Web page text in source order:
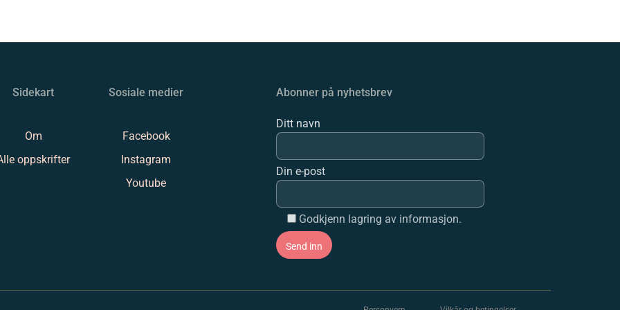
Sidekart
Om
oppskrifter
Sosiale medier
Facebook
Instagram
Youtube
Abonner på nyhetsbrev
Ditt navn
Din e-post
Godkjenn lagring av informasjon.